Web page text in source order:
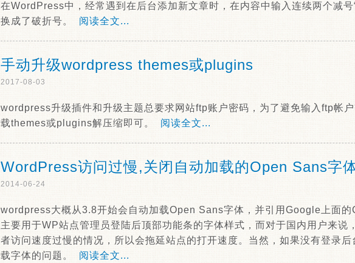
在WordPress中，经常遇到在后台添加新文章时，在内容中输入连续两个减号
换成了破折号。 阅读全文...
手动升级wordpress themes或plugins
2017-08-03
wordpress升级插件和升级主题总要求网站ftp账户密码，为了避免输入ftp帐
载themes或plugins解压缩即可。 阅读全文...
WordPress访问过慢,关闭自动加载的Open Sans字
2014-06-24
wordpress大概从3.8开始会自动加载Open Sans字体，并引用Google上面
主要用于WP站点管理员登陆后顶部功能条的字体样式，而对于国内用户来说
者访问速度过慢的情况，所以会拖延站点的打开速度。当然，如果没有登录
载字体的问题。 阅读全文...